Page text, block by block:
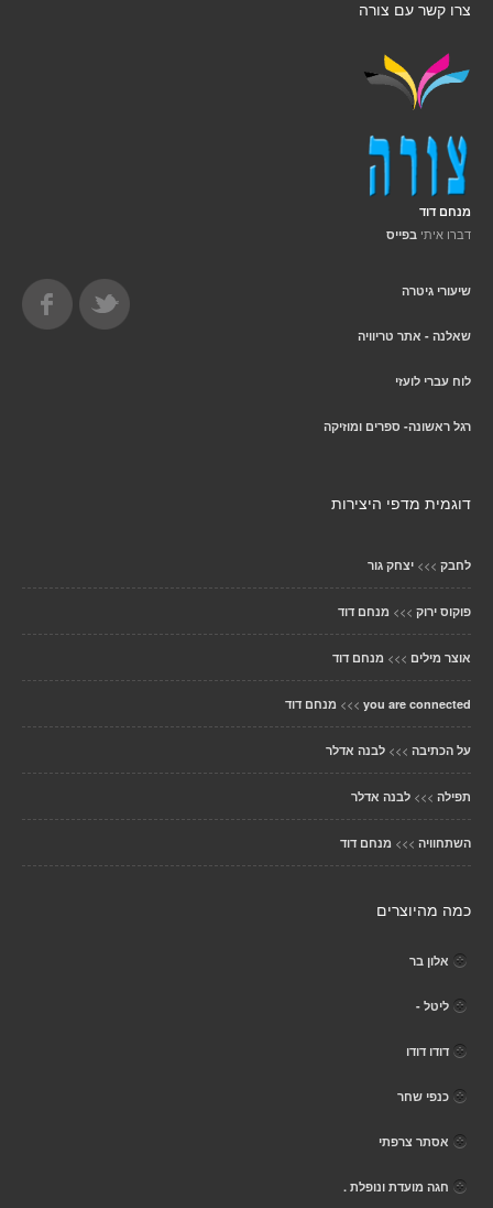
צרו קשר עם צורה
מנחם דוד
דברו איתי בפייס
שיעורי גיטרה
שאלנה - אתר טריוויה
לוח עברי לועזי
רגל ראשונה- ספרים ומוזיקה
דוגמית מדפי היצירות
לחבק >>> יצחק גור
פוקוס ירוק >>> מנחם דוד
אוצר מילים >>> מנחם דוד
you are connected
>>> מנחם דוד
על הכתיבה >>> לבנה אדלר
תפילה >>> לבנה אדלר
השתחוויה >>> מנחם דוד
כמה מהיוצרים
אלון בר
ליטל -
דודו דודו
כנפי שחר
אסתר צרפתי
חגה מועדת ונופלת .